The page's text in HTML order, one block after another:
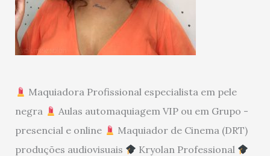
Maquiadora Profissional especialista em pele
negra
Aulas automaquiagem VIP ou em Grupo -
presencial e online
Maquiador de Cinema (DRT)
produções audiovisuais
Kryolan Professional